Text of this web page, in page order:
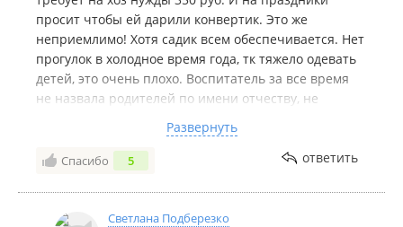
просит чтобы ей дарили конвертик. Это же
неприемлимо! Хотя садик всем обеспечивается. Нет
прогулок в холодное время года, тк тяжело одевать
детей, это очень плохо. Воспитатель за все время
не назвала родителей по имени отчеству, не
себя правой во всем. Ощущение, что группа это
отдельное государство в дет саду. Со своими
это отразится на ребенке. Странно, что воспитатель
работает в паре со своей дочерью. Это же не
Развернуть
Спасибо 5 ответить
Светлана Подберезко